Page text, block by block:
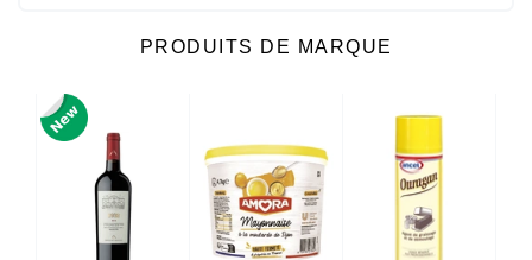
PRODUITS DE MARQUE